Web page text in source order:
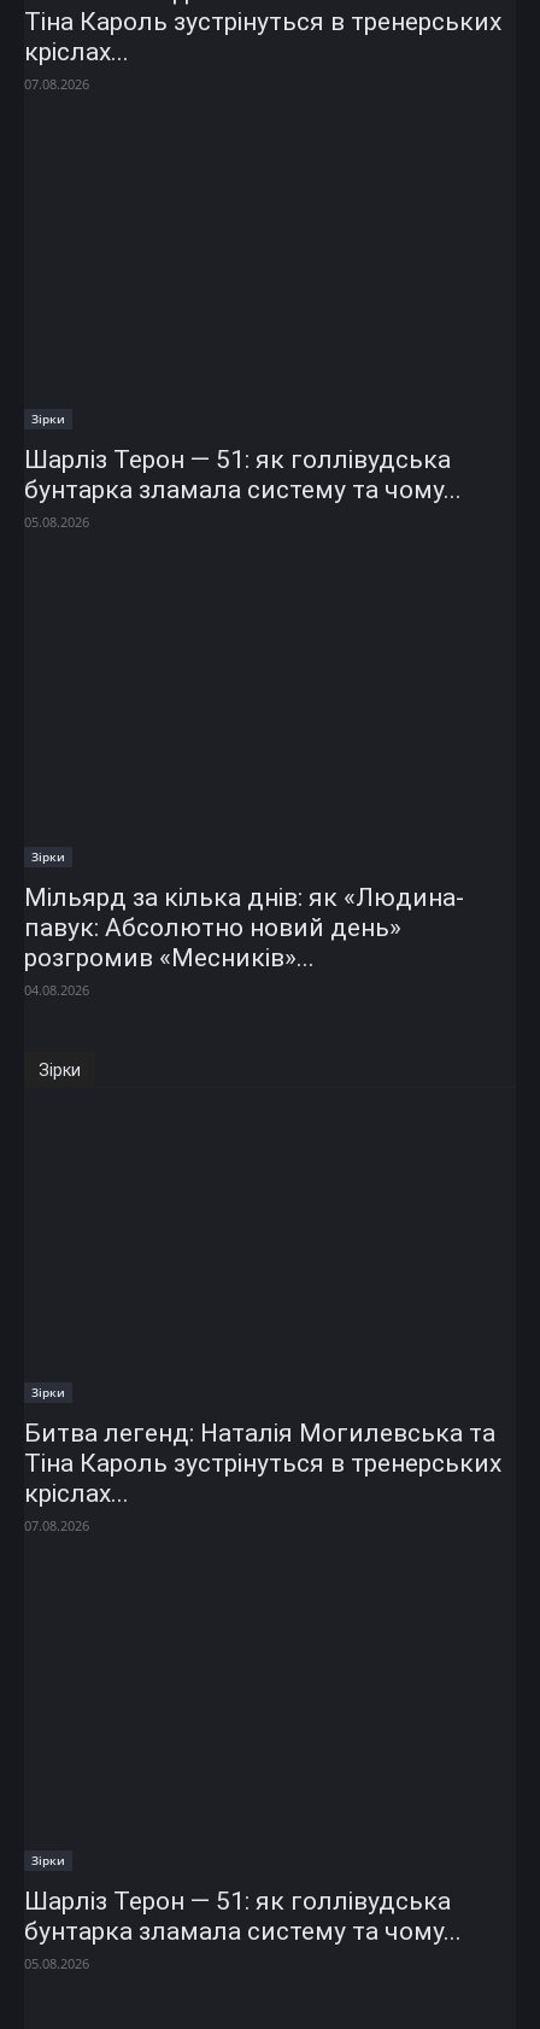
Тіна Кароль зустрінуться в тренерських
кріслах...
07.08.2026
Зірки
Шарліз Терон — 51: як голлівудська
бунтарка зламала систему та чому...
05.08.2026
Зірки
Мільярд за кілька днів: як «Людина-
павук: Абсолютно новий день»
розгромив «Месників»...
04.08.2026
Зірки
Зірки
Битва легенд: Наталія Могилевська та
Тіна Кароль зустрінуться в тренерських
кріслах...
07.08.2026
Зірки
Шарліз Терон — 51: як голлівудська
бунтарка зламала систему та чому...
05.08.2026